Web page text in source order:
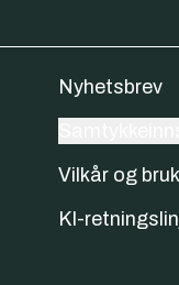
Nyhetsbrev
Vilkår og
KI-